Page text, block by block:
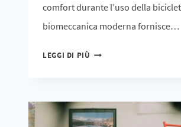
comfort durante l’uso della
biomeccanica moderna fornisce…
LEGGI DI PIÙ